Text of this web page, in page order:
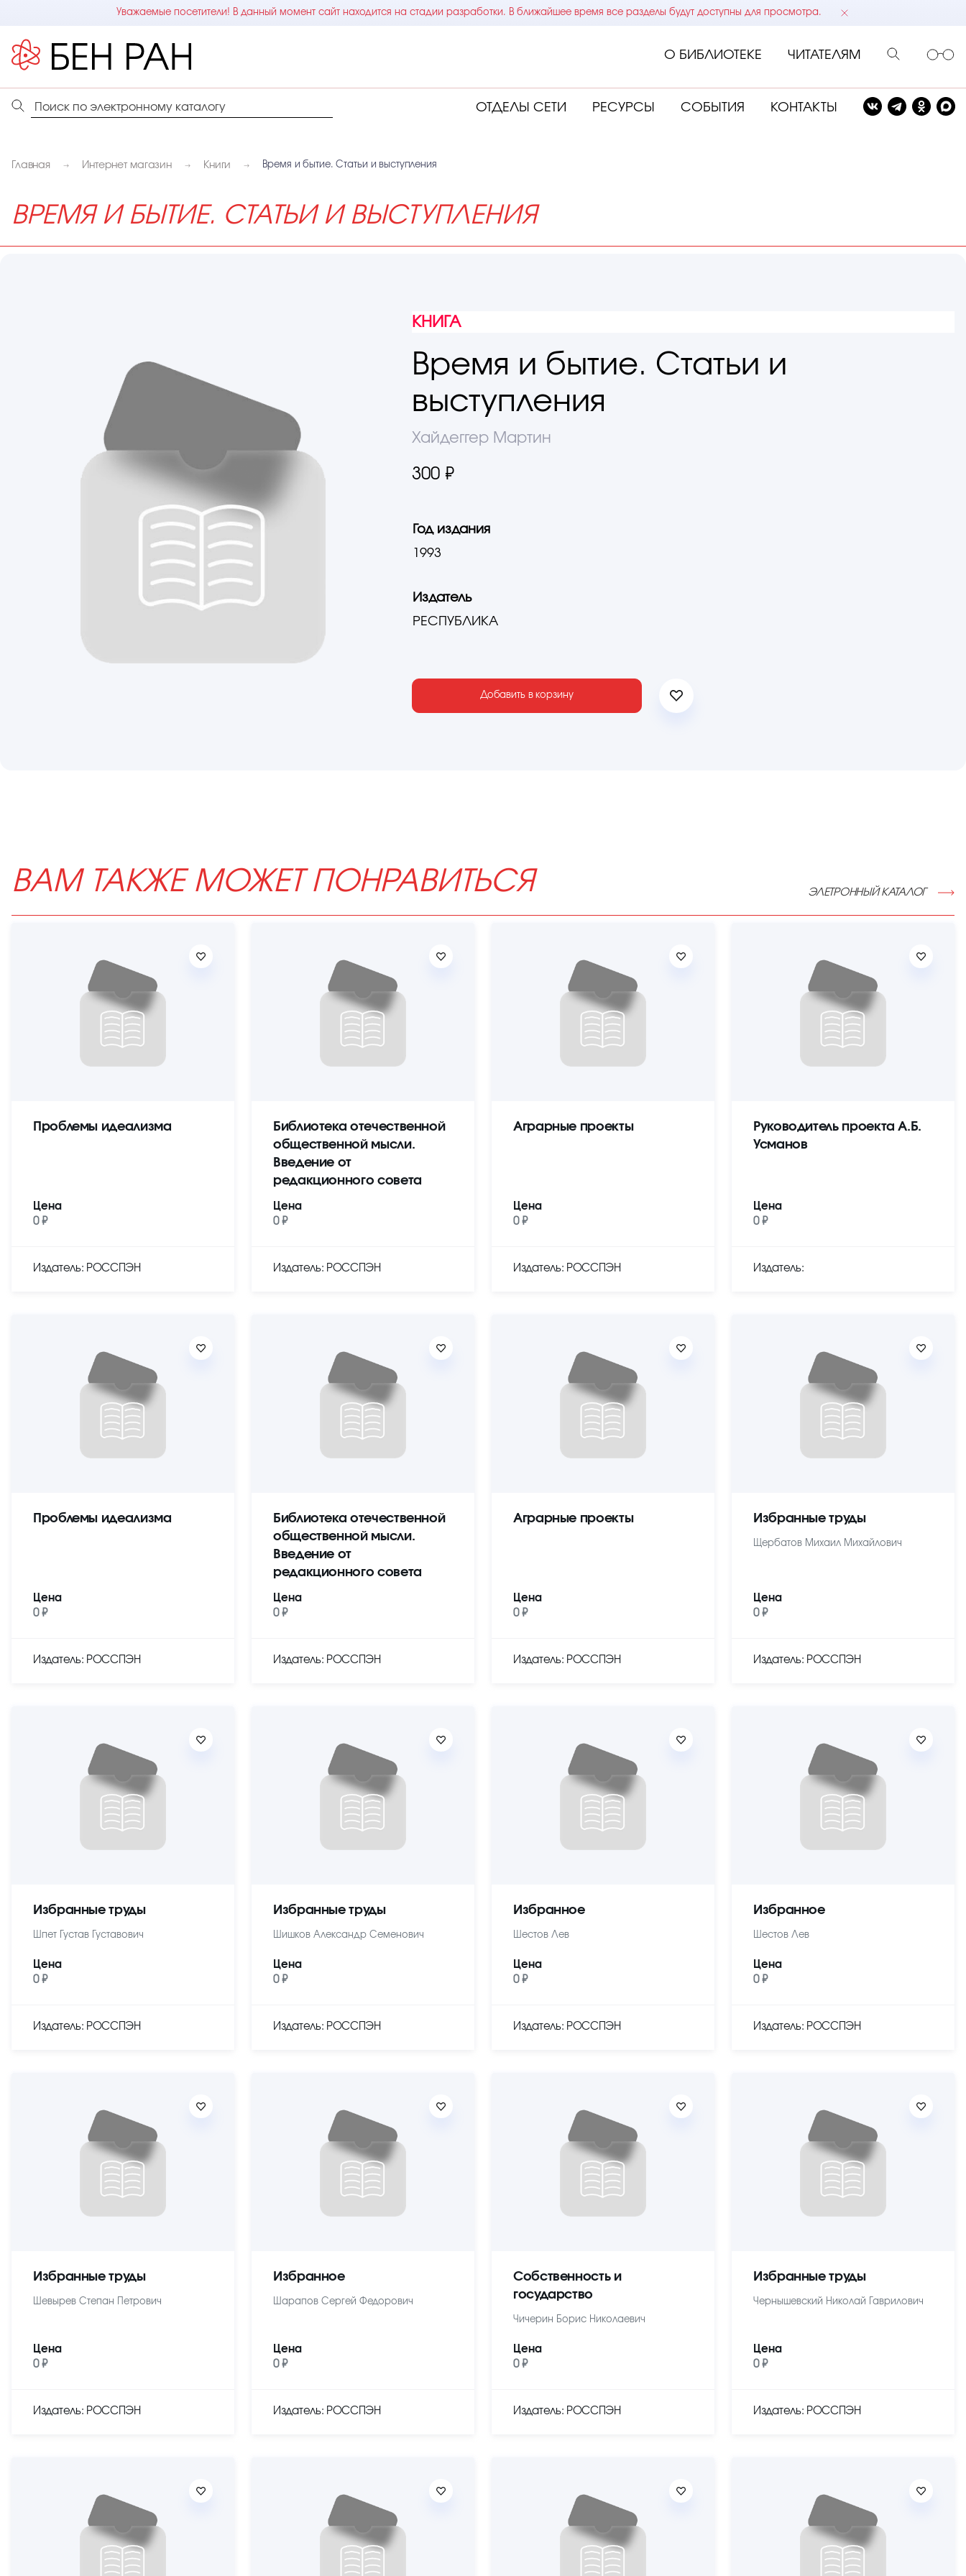
Уважаемые посетители! В данный момент сайт находится на стадии разработки. В ближайшее время все разделы будут доступны для просмотра.
О БИБЛИОТЕКЕ ЧИТАТЕЛЯМ
ОТДЕЛЫ СЕТИ РЕСУРСЫ СОБЫТИЯ КОНТАКТЫ
Главная Интернет магазин Книги Время и бытие. Статьи и выступления
ВРЕМЯ И БЫТИЕ. СТАТЬИ И ВЫСТУПЛЕНИЯ
КНИГА
Время и бытие. Статьи и
выступления
Хайдеггер Мартин
300 ₽
Год издания
1993
Издатель
РЕСПУБЛИКА
Добавить в корзину
ВАМ ТАКЖЕ МОЖЕТ ПОНРАВИТЬСЯ ЭЛЕТРОННЫЙ КАТАЛОГ
Проблемы идеализма
Цена
0 ₽
Издатель: РОССПЭН
Библиотека отечественной
общественной мысли.
Введение от
редакционного совета
Цена
0 ₽
Издатель: РОССПЭН
Аграрные проекты
Цена
0 ₽
Издатель: РОССПЭН
Руководитель проекта А.Б.
Усманов
Цена
0 ₽
Издатель:
Проблемы идеализма
Цена
0 ₽
Издатель: РОССПЭН
Библиотека отечественной
общественной мысли.
Введение от
редакционного совета
Цена
0 ₽
Издатель: РОССПЭН
Аграрные проекты
Цена
0 ₽
Издатель: РОССПЭН
Избранные труды
Щербатов Михаил Михайлович
Цена
0 ₽
Издатель: РОССПЭН
Избранные труды
Шпет Густав Густавович
Цена
0 ₽
Издатель: РОССПЭН
Избранные труды
Шишков Александр Семенович
Цена
0 ₽
Издатель: РОССПЭН
Избранное
Шестов Лев
Цена
0 ₽
Издатель: РОССПЭН
Избранное
Шестов Лев
Цена
0 ₽
Издатель: РОССПЭН
Избранные труды
Шевырев Степан Петрович
Цена
0 ₽
Издатель: РОССПЭН
Избранное
Шарапов Сергей Федорович
Цена
0 ₽
Издатель: РОССПЭН
Собственность и
государство
Чичерин Борис Николаевич
Цена
0 ₽
Издатель: РОССПЭН
Избранные труды
Чернышевский Николай Гаврилович
Цена
0 ₽
Издатель: РОССПЭН